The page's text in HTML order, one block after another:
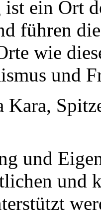
ist ein Ort
führen
wie
und
Kara,
und
und